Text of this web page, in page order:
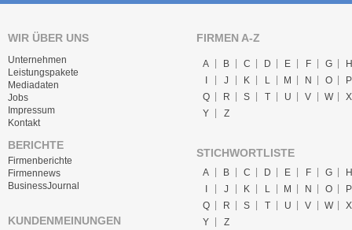
WIR ÜBER UNS
Unternehmen
Leistungspakete
Mediadaten
Jobs
Impressum
Kontakt
BERICHTE
Firmenberichte
Firmennews
BusinessJournal
KUNDENMEINUNGEN
FIRMEN A-Z
A B C D E F G
H
I
J K L M N O
P
Q
R S T U V W
X
Y
Z
STICHWORTLISTE
A B C D E F G
H
J K L M N O
P
Q
R S T U V W
X
Y
Z